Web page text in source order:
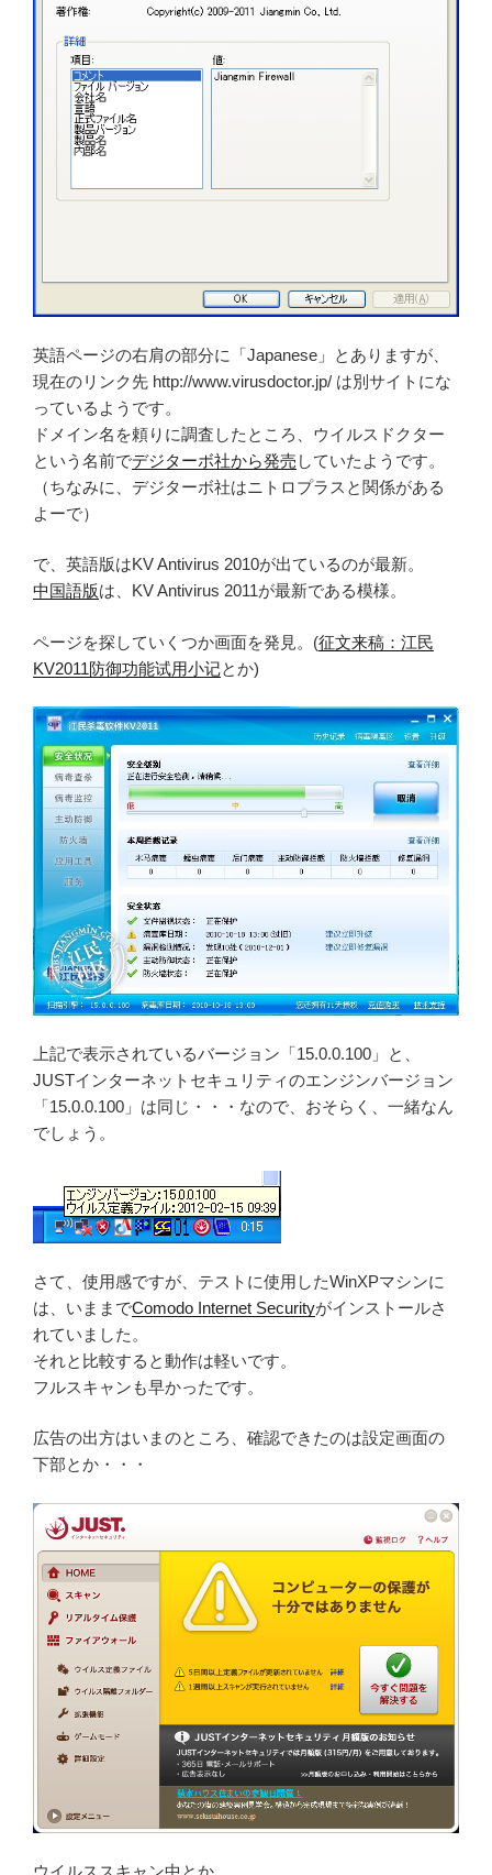
英語ページの右肩の部分に「Japanese」とありますが、
現在のリンク先 http://www.virusdoctor.jp/ は別サイトにな
っているようです。
ドメイン名を頼りに調査したところ、ウイルスドクター
という名前でデジターボ社から発売 していたようです。
（ちなみに、デジターボ社はニトロプラスと関係がある
よーで）
で、英語版はKV Antivirus 2010が出ているのが最新。
中国語版は、KV Antivirus 2011が最新である模様。
ページを探していくつか画面を発見。(征文来稿：江民
KV2011防御功能试用小记とか)
上記で表示されているバージョン「15.0.0.100」と、
JUSTインターネットセキュリティのエンジンバージョン
「15.0.0.100」は同じ・・・なので、おそらく、一緒なん
でしょう。
さて、使用感ですが、テストに使用したWinXPマシンに
は、いままでComodo Internet Securityがインストールさ
れていました。
それと比較すると動作は軽いです。
フルスキャンも早かったです。
広告の出方はいまのところ、確認できたのは設定画面の
下部とか・・・
ウイルススキャン中とか。